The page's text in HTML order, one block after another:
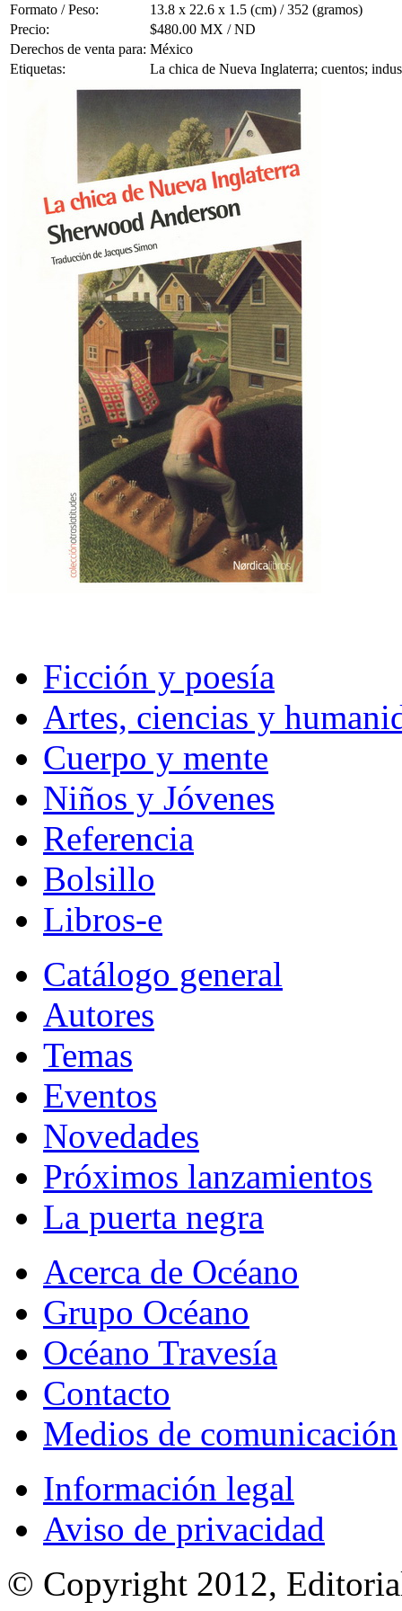
Formato / Peso:
13.8 x 22.6 x 1.5 (cm) / 352 (gramos)
Precio:
$480.00 MX / ND
Derechos de venta para: México
Etiquetas:
La chica de Nueva Inglaterra; cuentos;
Ficción y poesía
Artes, ciencias y
Cuerpo y mente
Niños y Jóvenes
Referencia
Bolsillo
Libros-e
Catálogo general
Autores
Temas
Eventos
Novedades
Próximos lanzamientos
La puerta negra
Acerca de Océano
Grupo Océano
Océano Travesía
Contacto
Medios de comunicación
Información legal
Aviso de privacidad
© Copyright 2012,